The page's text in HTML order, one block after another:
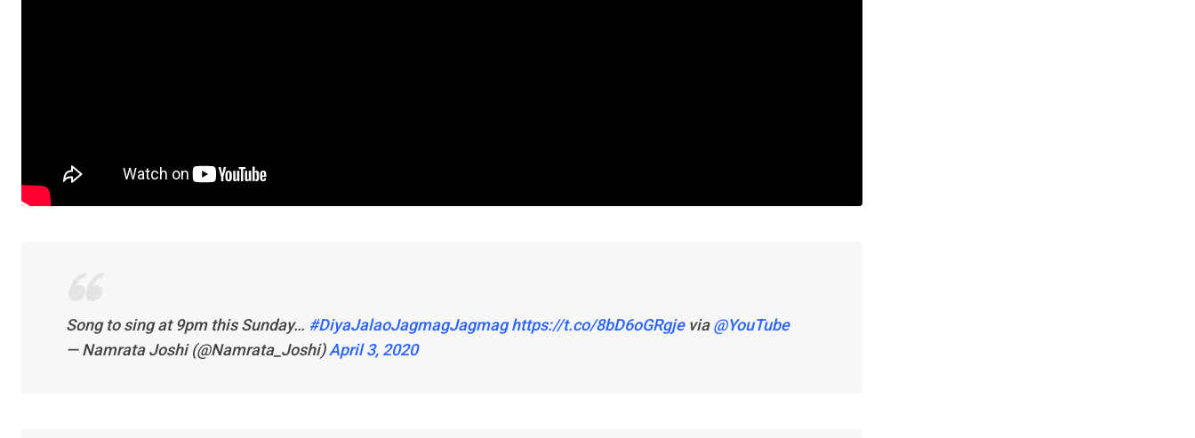
Song to sing at 9pm this Sunday… #DiyaJalaoJagmagJagmag https://t.co/8bD6oGRgjevia@YouTube
— Namrata Joshi (@Namrata_Joshi)April 3, 2020